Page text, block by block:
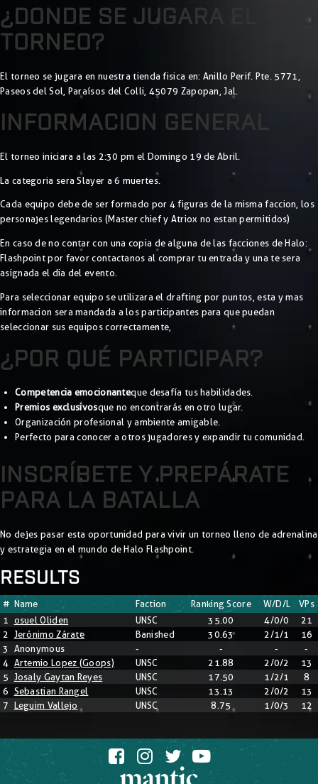
¿DONDE SE JUGARA EL
TORNEO?
El torneo se jugara en nuestra tienda fisica en: Anillo Perif. Pte. 5771,
Paseos del Sol, Paraísos del Colli, 45079 Zapopan, Jal.
INFORMACION GENERAL
El torneo iniciara a las 2:30 pm el Domingo 19 de Abril.
La categoria sera Slayer a 6 muertes.
Cada equipo debe de ser formado por 4 figuras de la misma faccion, los
personajes legendarios (Master chief y Atriox no estan permitidos)
En caso de no contar con una copia de alguna de las facciones de Halo:
Flashpoint por favor contactanos al comprar tu entrada y una te sera
asignada el dia del evento.
Para seleccionar equipo se utilizara el drafting por puntos, esta y mas
informacion sera mandada a los participantes para que puedan
seleccionar sus equipos correctamente,
¿POR QUÉ PARTICIPAR?
Competencia emocionanteque desafía tus habilidades.
Premios exclusivosque no encontrarás en otro lugar.
Organización profesional y ambiente amigable.
Perfecto para conocer a otros jugadores y expandir tu comunidad.
INSCRÍBETE Y PREPÁRATE
PARA LA BATALLA
No dejes pasar esta oportunidad para vivir un torneo lleno de adrenalina
y estrategia en el mundo de Halo Flashpoint.
RESULTS
# Name Faction Ranking Score W/D/L
VPs
1 osuel Oliden UNSC 35.00 4/0/0
21
2 Jerónimo Zárate Banished 30.63 2/1/1
16
3
Anonymous - - -
-
4 Artemio Lopez (Goops) UNSC 21.88 2/0/2
13
5 Josaly Gaytan Reyes UNSC 17.50 1/2/1
8
6 Sebastian Rangel UNSC 13.13 2/0/2
13
7 Leguim Vallejo UNSC 8.75 1/0/3 12